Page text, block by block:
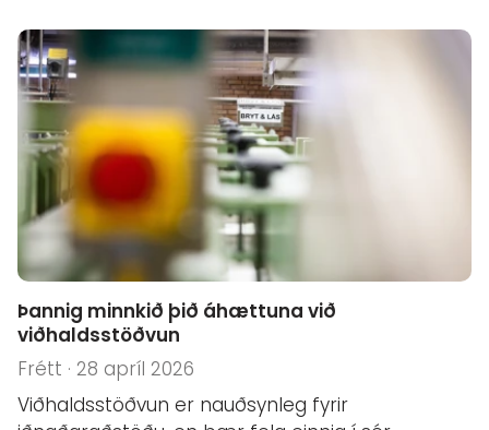
Þannig minnkið þið áhættuna við
viðhaldsstöðvun
Frétt · 28 apríl 2026
Viðhaldsstöðvun er nauðsynleg fyrir